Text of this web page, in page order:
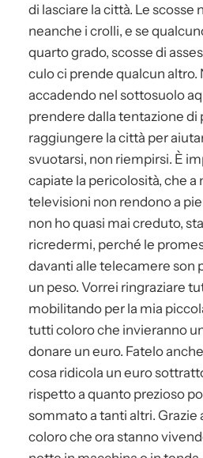
di lasciare la città. Le scosse
neanche i crolli, e se
quarto grado, scosse di
culo ci prende qualcun altro.
accadendo nel sottosuolo
prendere dalla tentazione di
raggiungere la città per
svuotarsi, non riempirsi. È
capiate la pericolosità, che a
televisioni non rendono a
non ho quasi mai creduto,
ricredermi, perché le
davanti alle telecamere son
un peso. Vorrei ringraziare
mobilitando per la mia
tutti coloro che invieranno
donare un euro. Fatelo
cosa ridicola un euro
rispetto a quanto prezioso
sommato a tanti altri. Grazie
coloro che ora stanno